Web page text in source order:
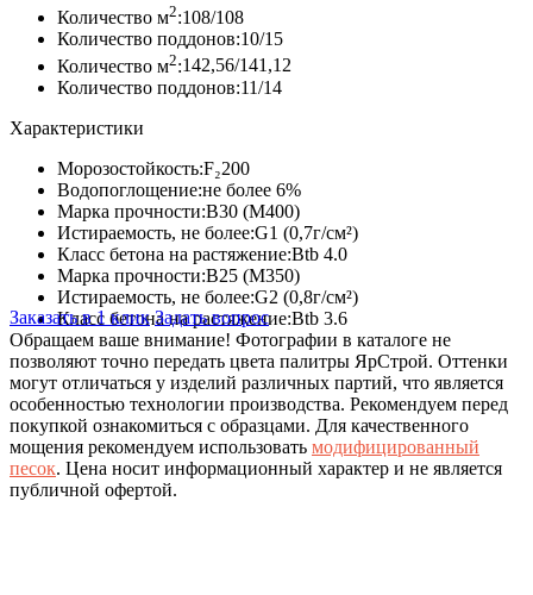
Количество м2:108/108
Количество поддонов:10/15
Количество м2:142,56/141,12
Количество поддонов:11/14
Характеристики
Морозостойкость:F₂200
Водопоглощение:не более 6%
Марка прочности:В30 (М400)
Истираемость, не более:G1 (0,7г/см²)
Класс бетона на растяжение:Btb 4.0
Марка прочности:В25 (М350)
Истираемость, не более:G2 (0,8г/см²)
Класс бетона на растяжение:Btb 3.6
Заказать в 1 клик Задать вопрос
Обращаем ваше внимание! Фотографии в каталоге не
позволяют точно передать цвета палитры ЯрСтрой. Оттенки
могут отличаться у изделий различных партий, что является
особенностью технологии производства. Рекомендуем перед
покупкой ознакомиться с образцами. Для качественного
мощения рекомендуем использовать модифицированный
песок. Цена носит информационный характер и не является
публичной офертой.